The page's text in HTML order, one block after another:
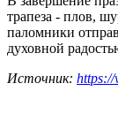
трапеза - плов,
паломники
духовной
Источник: https://